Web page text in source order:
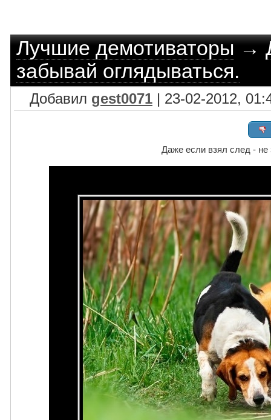
Лучшие демотиваторы→
забывай оглядываться.
Добавил gest0071 | 23-02-2012,
Даже если взял след - не